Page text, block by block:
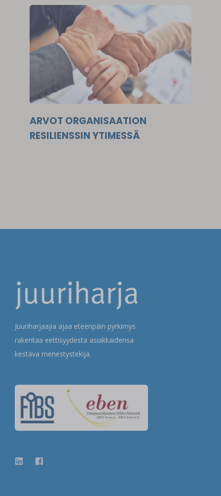
ARVOT ORGANISAATION
RESILIENSSIN YTIMESSÄ
Juuriharjaajia ajaa eteenpäin pyrkimys
rakentaa eettisyydestä asiakkaidensa
kestävä menestystekijä.